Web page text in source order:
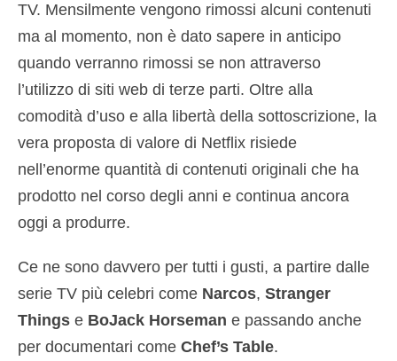
TV. Mensilmente vengono rimossi alcuni contenuti
ma al momento, non è dato sapere in anticipo
quando verranno rimossi se non attraverso
l’utilizzo di siti web di terze parti. Oltre alla
comodità d’uso e alla libertà della sottoscrizione, la
vera proposta di valore di Netflix risiede
nell’enorme quantità di contenuti originali che ha
prodotto nel corso degli anni e continua ancora
oggi a produrre.
Ce ne sono davvero per tutti i gusti, a partire dalle
serie TV più celebri come Narcos, Stranger
Things e BoJack Horseman e passando anche
per documentari come Chef’s Table.